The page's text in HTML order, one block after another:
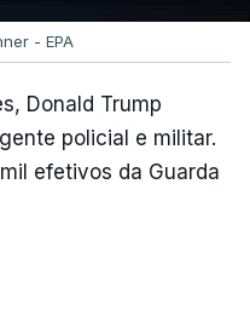
- EPA
Donald Trump
policial e militar.
efetivos da Guarda